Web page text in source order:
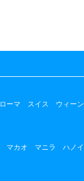
ローマ スイス ウィーン
マカオ マニラ ハノイ